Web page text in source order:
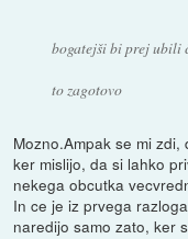
bogatejši bi prej ubili
to zagotovo
Mozno.Ampak se mi
ker mislijo, da si lahko
nekega obcutka
In ce je iz prvega
naredijo samo zato, ker